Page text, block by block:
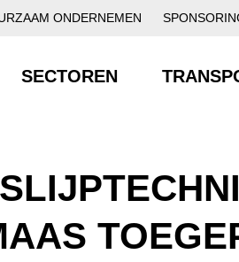
ONDERNEMEN
SECTOREN